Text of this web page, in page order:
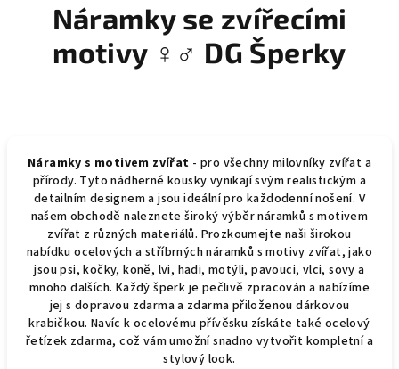
košík
Náramky se zvířecími
motivy ♀️♂️ DG Šperky
Náramky s motivem zvířat - pro všechny milovníky zvířat a
přírody. Tyto nádherné kousky vynikají svým realistickým a
detailním designem a jsou ideální pro každodenní nošení. V
našem obchodě naleznete široký výběr náramků s motivem
zvířat z různých materiálů. Prozkoumejte naši širokou
nabídku ocelových a stříbrných náramků s motivy zvířat, jako
jsou psi, kočky, koně, lvi, hadi, motýli, pavouci, vlci, sovy a
mnoho dalších. Každý šperk je pečlivě zpracován a nabízíme
jej s dopravou zdarma a zdarma přiloženou dárkovou
krabičkou. Navíc k ocelovému přívěsku získáte také ocelový
řetízek zdarma, což vám umožní snadno vytvořit kompletní a
stylový look.